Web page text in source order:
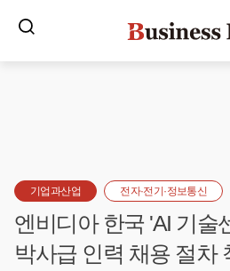
기업과산업 전자·전기·정보통신
엔비디아 한국 'AI 기술
박사급 인력 채용 절차